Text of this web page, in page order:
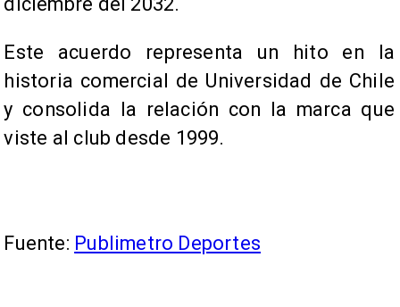
Este acuerdo representa un hito en la
historia comercial de Universidad de Chile
y consolida la relación con la marca que
viste al club desde 1999.
Fuente: Publimetro Deportes